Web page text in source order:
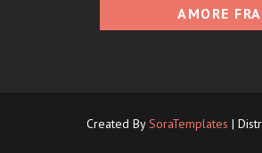
AMORE
Created BySoraTemplates |